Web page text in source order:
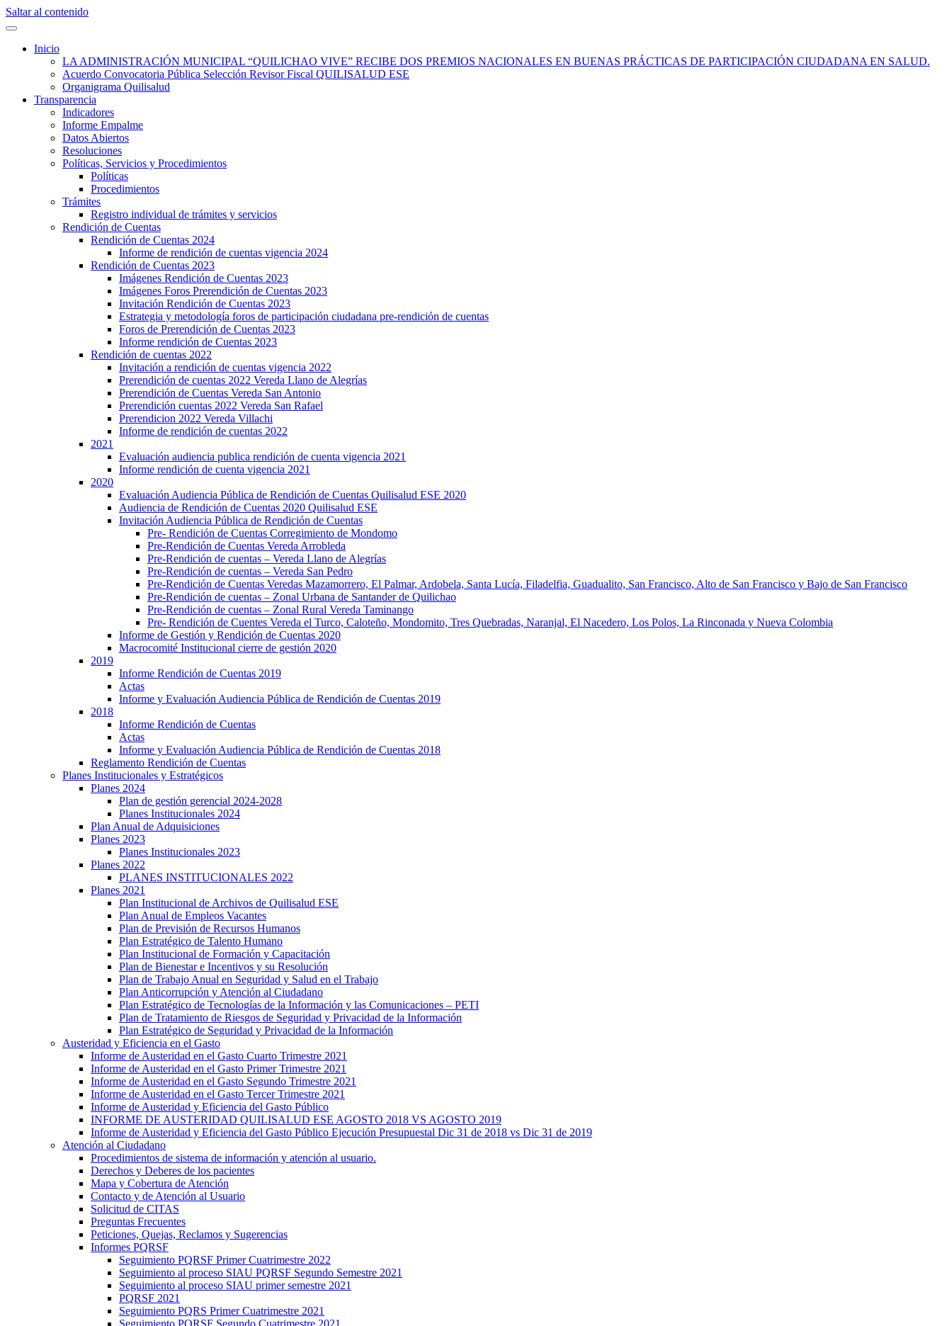
Saltar al contenido
Quilisalud
Inicio
LA ADMINISTRACIÓN MUNICIPAL “QUILICHAO VIVE” RECIBE DOS PREMIOS NACIONALES EN BUENAS PRÁCTICAS DE PARTICIPACIÓN CIUDADANA EN SALUD.
Acuerdo Convocatoria Pública Selección Revisor Fiscal QUILISALUD ESE
Organigrama Quilisalud
Transparencia
Indicadores
Informe Empalme
Datos Abiertos
Resoluciones
Políticas, Servicios y Procedimientos
Políticas
Procedimientos
Trámites
Registro individual de trámites y servicios
Rendición de Cuentas
Rendición de Cuentas 2024
Informe de rendición de cuentas vigencia 2024
Rendición de Cuentas 2023
Imágenes Rendición de Cuentas 2023
Imágenes Foros Prerendición de Cuentas 2023
Invitación Rendición de Cuentas 2023
Estrategia y metodología foros de participación ciudadana pre-rendición de cuentas
Foros de Prerendición de Cuentas 2023
Informe rendición de Cuentas 2023
Rendición de cuentas 2022
Invitación a rendición de cuentas vigencia 2022
Prerendición de cuentas 2022 Vereda Llano de Alegrías
Prerendición de Cuentas Vereda San Antonio
Prerendición cuentas 2022 Vereda San Rafael
Prerendicion 2022 Vereda Villachi
Informe de rendición de cuentas 2022
2021
Evaluación audiencia publica rendición de cuenta vigencia 2021
Informe rendición de cuenta vigencia 2021
2020
Evaluación Audiencia Pública de Rendición de Cuentas Quilisalud ESE 2020
Audiencia de Rendición de Cuentas 2020 Quilisalud ESE
Invitación Audiencia Pública de Rendición de Cuentas
Pre- Rendición de Cuentas Corregimiento de Mondomo
Pre-Rendición de Cuentas Vereda Arrobleda
Pre-Rendición de cuentas – Vereda Llano de Alegrías
Pre-Rendición de cuentas – Vereda San Pedro
Pre-Rendición de Cuentas Veredas Mazamorrero, El Palmar, Ardobela, Santa Lucía, Filadelfia, Guadualito, San Francisco, Alto de San Francisco y Bajo de San Francisco
Pre-Rendición de cuentas – Zonal Urbana de Santander de Quilichao
Pre-Rendición de cuentas – Zonal Rural Vereda Taminango
Pre- Rendición de Cuentes Vereda el Turco, Caloteño, Mondomito, Tres Quebradas, Naranjal, El Nacedero, Los Polos, La Rinconada y Nueva Colombia
Informe de Gestión y Rendición de Cuentas 2020
Macrocomité Institucional cierre de gestión 2020
2019
Informe Rendición de Cuentas 2019
Actas
Informe y Evaluación Audiencia Pública de Rendición de Cuentas 2019
2018
Informe Rendición de Cuentas
Actas
Informe y Evaluación Audiencia Pública de Rendición de Cuentas 2018
Reglamento Rendición de Cuentas
Planes Institucionales y Estratégicos
Planes 2024
Plan de gestión gerencial 2024-2028
Planes Institucionales 2024
Plan Anual de Adquisiciones
Planes 2023
Planes Institucionales 2023
Planes 2022
PLANES INSTITUCIONALES 2022
Planes 2021
Plan Institucional de Archivos de Quilisalud ESE
Plan Anual de Empleos Vacantes
Plan de Previsión de Recursos Humanos
Plan Estratégico de Talento Humano
Plan Institucional de Formación y Capacitación
Plan de Bienestar e Incentivos y su Resolución
Plan de Trabajo Anual en Seguridad y Salud en el Trabajo
Plan Anticorrupción y Atención al Ciudadano
Plan Estratégico de Tecnologías de la Información y las Comunicaciones – PETI
Plan de Tratamiento de Riesgos de Seguridad y Privacidad de la Información
Plan Estratégico de Seguridad y Privacidad de la Información
Austeridad y Eficiencia en el Gasto
Informe de Austeridad en el Gasto Cuarto Trimestre 2021
Informe de Austeridad en el Gasto Primer Trimestre 2021
Informe de Austeridad en el Gasto Segundo Trimestre 2021
Informe de Austeridad en el Gasto Tercer Trimestre 2021
Informe de Austeridad y Eficiencia del Gasto Público
INFORME DE AUSTERIDAD QUILISALUD ESE AGOSTO 2018 VS AGOSTO 2019
Informe de Austeridad y Eficiencia del Gasto Público Ejecución Presupuestal Dic 31 de 2018 vs Dic 31 de 2019
Atención al Ciudadano
Procedimientos de sistema de información y atención al usuario.
Derechos y Deberes de los pacientes
Mapa y Cobertura de Atención
Contacto y de Atención al Usuario
Solicitud de CITAS
Preguntas Frecuentes
Peticiones, Quejas, Reclamos y Sugerencias
Informes PQRSF
Seguimiento PQRSF Primer Cuatrimestre 2022
Seguimiento al proceso SIAU PQRSF Segundo Semestre 2021
Seguimiento al proceso SIAU primer semestre 2021
PQRSF 2021
Seguimiento PQRS Primer Cuatrimestre 2021
Seguimiento PQRSF Segundo Cuatrimestre 2021